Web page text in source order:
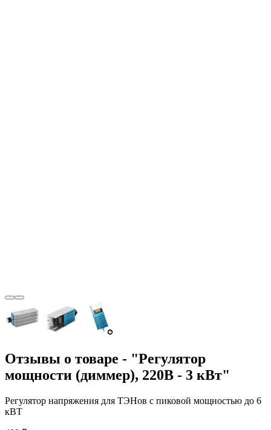
Отзывы о товаре - "Регулятор
мощности (диммер), 220В - 3 кВт"
Регулятор напряжения для ТЭНов c пиковой мощностью до 6
кВТ